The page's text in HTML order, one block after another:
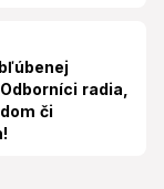
radia,
či